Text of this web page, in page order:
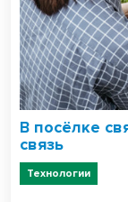
В посёлке
связь
Технологии